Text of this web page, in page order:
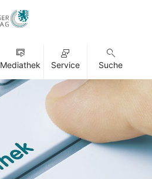
Mediathek Service Suche